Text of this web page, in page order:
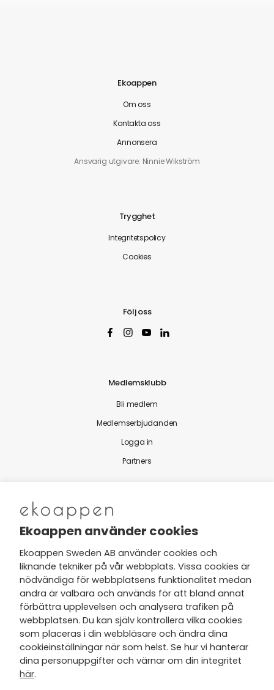
Ekoappen
Om oss
Kontakta oss
Annonsera
Ansvarig utgivare: Ninnie Wikström
Trygghet
Integritetspolicy
Cookies
Följ oss
Medlemsklubb
Bli medlem
Medlemserbjudanden
Logga in
Partners
Nytt från Ekoappen
Jag har tagit del av Ekoappens
personuppgifts- och
integritetspolicyoch tar gärna del
av nyheter, hälsotips och exklusiva
erbjudanden via min e-post.
Ekoappen använder cookies
Ekoappen Sweden AB använder cookies och
liknande tekniker på vår webbplats. Vissa cookies är
nödvändiga för webbplatsens funktionalitet medan
andra är valbara och används för att bland annat
förbättra upplevelsen och analysera trafiken på
webbplatsen. Du kan själv kontrollera vilka cookies
som placeras i din webbläsare och ändra dina
cookieinställningar när som helst. Se hur vi hanterar
dina personuppgifter och värnar om din integritet
här.